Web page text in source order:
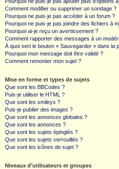
Comment modifier ou supprimer un sondage ?
Pourquoi ne puis-je pas accéder à un forum ?
Pourquoi ne puis-je pas joindre des fichiers à
Pourquoi ai-je reçu un avertissement ?
Comment rapporter des messages à un
À quoi sert le bouton « Sauvegarder » dans la
Pourquoi mon message doit être validé ?
Comment remonter mon sujet ?
Mise en forme et types de sujets
Que sont les BBCodes ?
Puis-je utiliser le HTML ?
Que sont les smileys ?
Puis-je publier des images ?
Que sont les annonces globales ?
Que sont les annonces ?
Que sont les sujets épinglés ?
Que sont les sujets verrouillés ?
Que sont les icônes de sujet ?
Niveaux d’utilisateurs et groupes